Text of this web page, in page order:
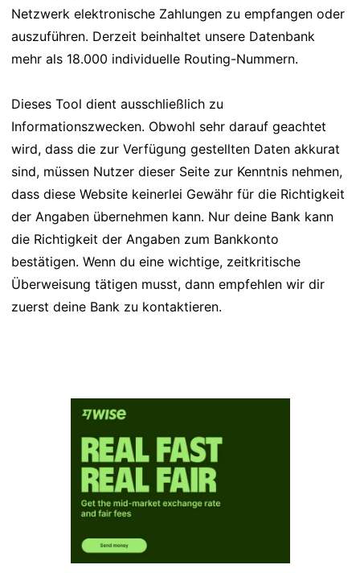
Netzwerk elektronische Zahlungen zu empfangen oder
auszuführen. Derzeit beinhaltet unsere Datenbank
mehr als 18.000 individuelle Routing-Nummern.
Dieses Tool dient ausschließlich zu
Informationszwecken. Obwohl sehr darauf geachtet
wird, dass die zur Verfügung gestellten Daten akkurat
sind, müssen Nutzer dieser Seite zur Kenntnis nehmen,
dass diese Website keinerlei Gewähr für die Richtigkeit
der Angaben übernehmen kann. Nur deine Bank kann
die Richtigkeit der Angaben zum Bankkonto
bestätigen. Wenn du eine wichtige, zeitkritische
Überweisung tätigen musst, dann empfehlen wir dir
zuerst deine Bank zu kontaktieren.